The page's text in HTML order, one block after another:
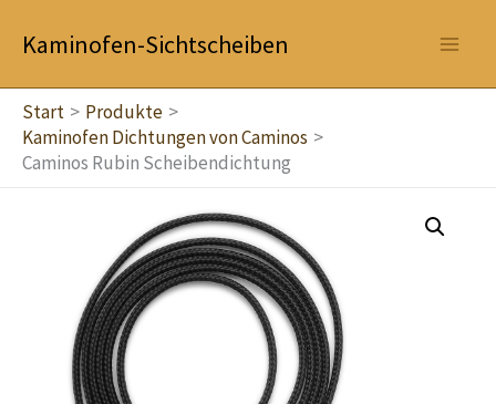
InhaltKaminofen-Sichtscheiben
Start
Produkte
Kaminofen Dichtungen von Caminos
Caminos Rubin Scheibendichtung